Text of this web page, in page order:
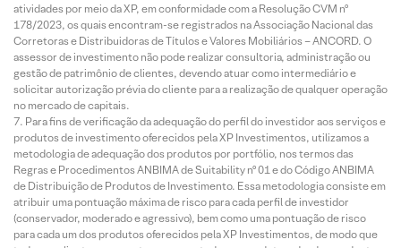
atividades por meio da XP, em conformidade com a Resolução CVM nº
178/2023, os quais encontram-se registrados na Associação Nacional das
Corretoras e Distribuidoras de Títulos e Valores Mobiliários – ANCORD. O
assessor de investimento não pode realizar consultoria, administração ou
gestão de patrimônio de clientes, devendo atuar como intermediário e
solicitar autorização prévia do cliente para a realização de qualquer operação
no mercado de capitais.
Para fins de verificação da adequação do perfil do investidor aos serviços e
produtos de investimento oferecidos pela XP Investimentos, utilizamos a
metodologia de adequação dos produtos por portfólio, nos termos das
Regras e Procedimentos ANBIMA de Suitability nº 01 e do Código ANBIMA
de Distribuição de Produtos de Investimento. Essa metodologia consiste em
atribuir uma pontuação máxima de risco para cada perfil de investidor
(conservador, moderado e agressivo), bem como uma pontuação de risco
para cada um dos produtos oferecidos pela XP Investimentos, de modo que